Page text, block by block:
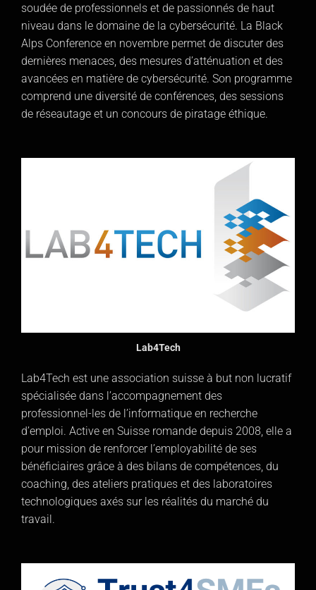
soudée de professionnels et de passionnés de haut
niveau dans le domaine de la cybersécurité. La Black
Alps Conference en novembre permet de discuter des
dernières menaces, des mesures d’atténuation et des
avancées en matière de cybersécurité. Son programme
comprend une diversité de conférences, des sessions
de réseautage et un concours de piratage éthique.
Lab4Tech
Lab4Tech est une association suisse à but non lucratif
spécialisée dans l’accompagnement des
professionnel-les de l’informatique en recherche
d’emploi. Active en Suisse romande depuis 2008, elle a
pour mission de renforcer l’employabilité de ses
bénéficiaires grâce à des bilans de compétences, du
coaching, des ateliers pratiques et des laboratoires
technologiques axés sur les réalités du marché du
travail.